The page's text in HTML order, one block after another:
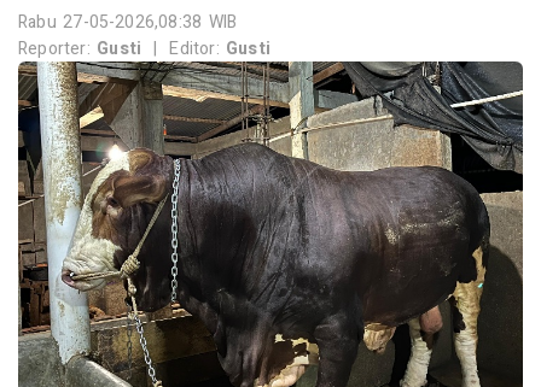
Rabu 27-05-2026,08:38 WIB
Reporter: Gusti | Editor: Gusti